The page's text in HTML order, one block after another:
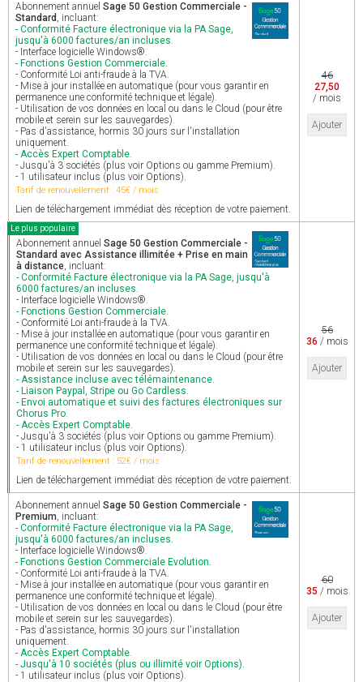
Abonnement annuel Sage 50 Gestion Commerciale -
Standard , incluant:
- Conformité Facture électronique via la PA Sage,
jusqu'à 6000 factures/an incluses.
- Interface logicielle Windows®.
- Fonctions Gestion Commerciale.
- Conformité Loi anti-fraude à la TVA.
- Mise à jour installée en automatique (pour vous garantir en
permanence une conformité technique et légale).
- Utilisation de vos données en local ou dans le Cloud (pour être
mobile et serein sur les sauvegardes).
- Pas d'assistance, hormis 30 jours sur l'installation
uniquement.
- Accès Expert Comptable.
- Jusqu'à 3 sociétés (plus voir Options ou gamme Premium).
- 1 utilisateur inclus (plus voir Options).
Tarif de renouvellement : 45€ / mois
Lien de téléchargement immédiat dès réception de votre paiement.
46
27,50
/ mois
Ajouter
Le plus populaire
Abonnement annuel Sage 50 Gestion Commerciale -
Standard avec Assistance illimitée + Prise en main
à distance, incluant:
- Conformité Facture électronique via la PA Sage, jusqu'à
6000 factures/an incluses.
- Interface logicielle Windows®.
- Fonctions Gestion Commerciale.
- Conformité Loi anti-fraude à la TVA.
- Mise à jour installée en automatique (pour vous garantir en
permanence une conformité technique et légale).
- Utilisation de vos données en local ou dans le Cloud (pour être
mobile et serein sur les sauvegardes).
- Assistance incluse avec télémaintenance.
- Liaison Paypal, Stripe ou Go Cardless.
- Envoi automatique et suivi des factures électroniques sur
Chorus Pro.
- Accès Expert Comptable.
- Jusqu'à 3 sociétés (plus voir Options ou gamme Premium).
- 1 utilisateur inclus (plus voir Options).
Tarif de renouvellement : 52€ / mois
Lien de téléchargement immédiat dès réception de votre paiement.
56
36 / mois
Ajouter
Abonnement annuel Sage 50 Gestion Commerciale -
Premium, incluant:
- Conformité Facture électronique via la PA Sage,
jusqu'à 6000 factures/an incluses.
- Interface logicielle Windows®.
- Fonctions Gestion Commerciale Evolution.
- Conformité Loi anti-fraude à la TVA.
- Mise à jour installée en automatique (pour vous garantir en
permanence une conformité technique et légale).
- Utilisation de vos données en local ou dans le Cloud (pour être
mobile et serein sur les sauvegardes).
- Pas d'assistance, hormis 30 jours sur l'installation
uniquement.
- Accès Expert Comptable.
- Jusqu'à 10 sociétés (plus ou illimité voir Options).
- 1 utilisateur inclus (plus voir Options).
60
35 / mois
Ajouter